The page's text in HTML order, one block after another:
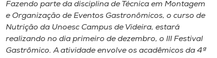
Cultura
CPA
Fazendo parte da disciplina de Técnica em Montagem
e Organização de Eventos Gastronômicos, o curso de
Nutrição da Unoesc Campus de Videira, estará
realizando no dia primeiro de dezembro, o III Festival
Gastrômico. A atividade envolve os acadêmicos da 4ª